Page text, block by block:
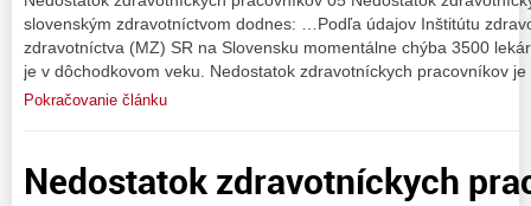
slovenským zdravotníctvom dodnes: …Podľa údajov Inštitútu
zdravotníctva (MZ) SR na Slovensku momentálne chýba 3500
je v dôchodkovom veku. Nedostatok zdravotníckych pracovníkov
Pokračovanie článku
Nedostatok zdravotníckych